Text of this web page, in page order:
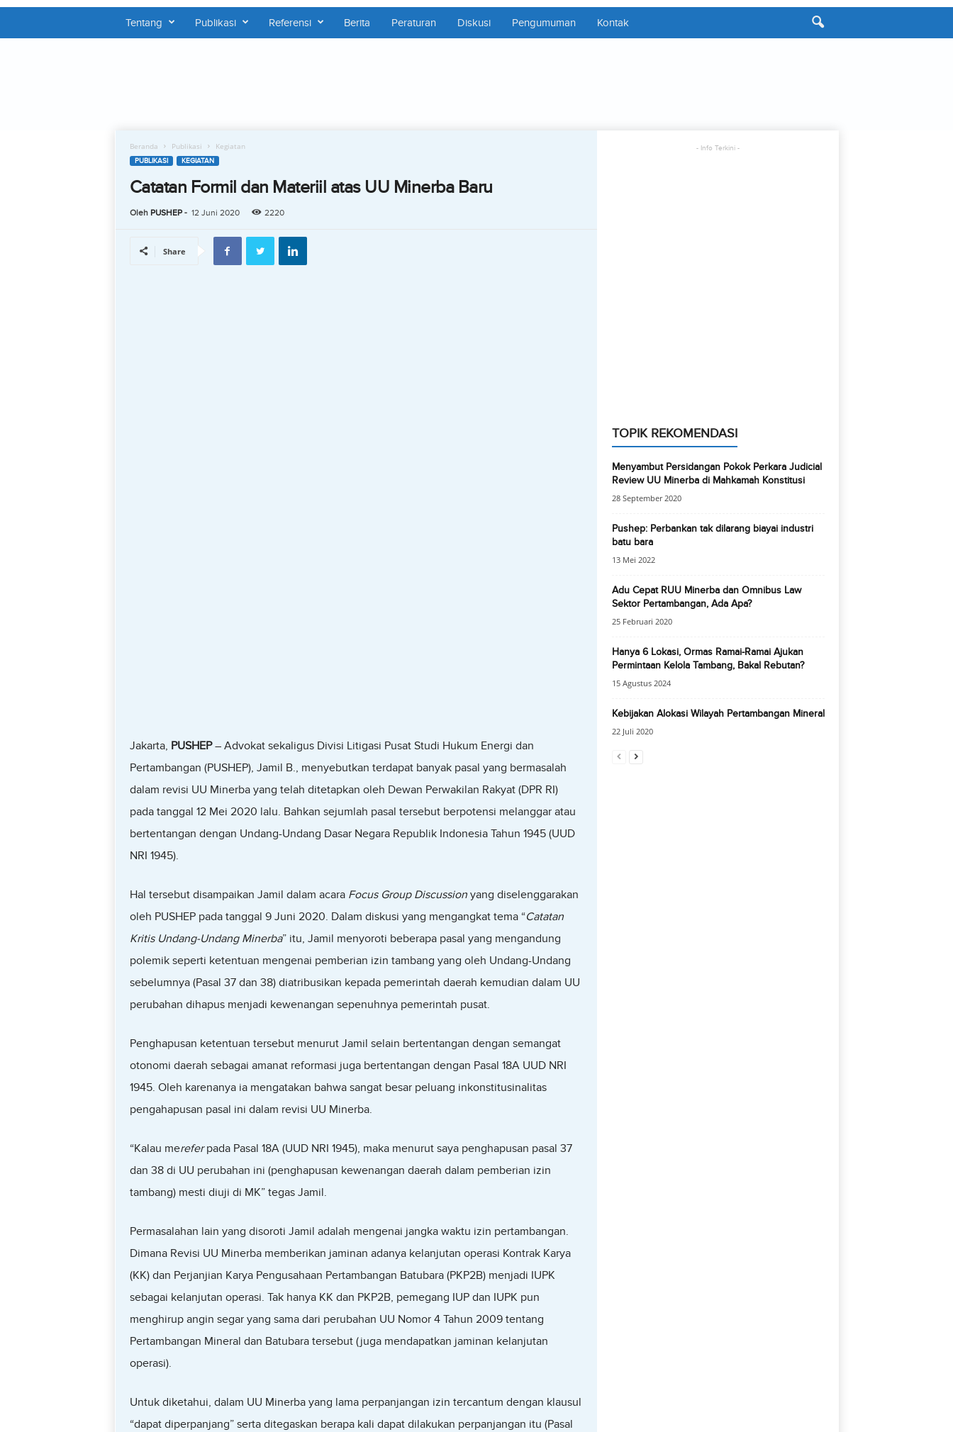
Tentang Publikasi Referensi Berita Peraturan Diskusi Pengumuman Kontak
Beranda Publikasi Kegiatan
PUBLIKASI KEGIATAN
Catatan Formil dan Materiil atas UU Minerba Baru
Oleh PUSHEP- 12 Juni 2020 2220
Share
Jakarta, PUSHEP– Advokat sekaligus Divisi Litigasi Pusat Studi Hukum Energi dan
Pertambangan (PUSHEP), Jamil B., menyebutkan terdapat banyak pasal yang bermasalah
dalam revisi UU Minerba yang telah ditetapkan oleh Dewan Perwakilan Rakyat (DPR RI)
pada tanggal 12 Mei 2020 lalu. Bahkan sejumlah pasal tersebut berpotensi melanggar atau
bertentangan dengan Undang-Undang Dasar Negara Republik Indonesia Tahun 1945 (UUD
NRI 1945).
Hal tersebut disampaikan Jamil dalam acara Focus Group Discussionyang diselenggarakan
oleh PUSHEP pada tanggal 9 Juni 2020. Dalam diskusi yang mengangkat tema “Catatan
Kritis Undang-Undang Minerba” itu, Jamil menyoroti beberapa pasal yang mengandung
polemik seperti ketentuan mengenai pemberian izin tambang yang oleh Undang-Undang
sebelumnya (Pasal 37 dan 38) diatribusikan kepada pemerintah daerah kemudian dalam UU
perubahan dihapus menjadi kewenangan sepenuhnya pemerintah pusat.
Penghapusan ketentuan tersebut menurut Jamil selain bertentangan dengan semangat
otonomi daerah sebagai amanat reformasi juga bertentangan dengan Pasal 18A UUD NRI
1945. Oleh karenanya ia mengatakan bahwa sangat besar peluang inkonstitusinalitas
pengahapusan pasal ini dalam revisi UU Minerba.
“Kalau mereferpada Pasal 18A (UUD NRI 1945), maka menurut saya penghapusan pasal 37
dan 38 di UU perubahan ini (penghapusan kewenangan daerah dalam pemberian izin
tambang) mesti diuji di MK” tegas Jamil.
Permasalahan lain yang disoroti Jamil adalah mengenai jangka waktu izin pertambangan.
Dimana Revisi UU Minerba memberikan jaminan adanya kelanjutan operasi Kontrak Karya
(KK) dan Perjanjian Karya Pengusahaan Pertambangan Batubara (PKP2B) menjadi IUPK
sebagai kelanjutan operasi. Tak hanya KK dan PKP2B, pemegang IUP dan IUPK pun
menghirup angin segar yang sama dari perubahan UU Nomor 4 Tahun 2009 tentang
Pertambangan Mineral dan Batubara tersebut (juga mendapatkan jaminan kelanjutan
operasi).
Untuk diketahui, dalam UU Minerba yang lama perpanjangan izin tercantum dengan klausul
“dapat diperpanjang” serta ditegaskan berapa kali dapat dilakukan perpanjangan itu (Pasal
- Info Terkini -
TOPIK REKOMENDASI
Menyambut Persidangan Pokok Perkara Judicial
Review UU Minerba di Mahkamah Konstitusi
28 September 2020
Pushep: Perbankan tak dilarang biayai industri
batu bara
13 Mei 2022
Adu Cepat RUU Minerba dan Omnibus Law
Sektor Pertambangan, Ada Apa?
25 Februari 2020
Hanya 6 Lokasi, Ormas Ramai-Ramai Ajukan
Permintaan Kelola Tambang, Bakal Rebutan?
15 Agustus 2024
Kebijakan Alokasi Wilayah Pertambangan Mineral
22 Juli 2020